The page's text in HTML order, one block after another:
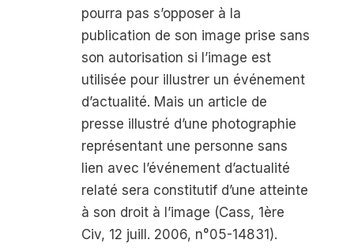
pourra pas s’opposer à la
publication de son image prise sans
son autorisation si l’image est
utilisée pour illustrer un événement
d’actualité. Mais un article de
presse illustré d’une photographie
représentant une personne sans
lien avec l’événement d’actualité
relaté sera constitutif d’une atteinte
à son droit à l’image (Cass, 1 ère
Civ, 12 juill. 2006, n°05-14831).